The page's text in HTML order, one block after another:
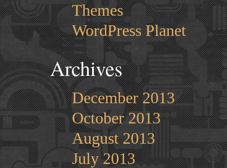
Themes
WordPress Planet
Archives
December 2013
October 2013
August 2013
July 2013